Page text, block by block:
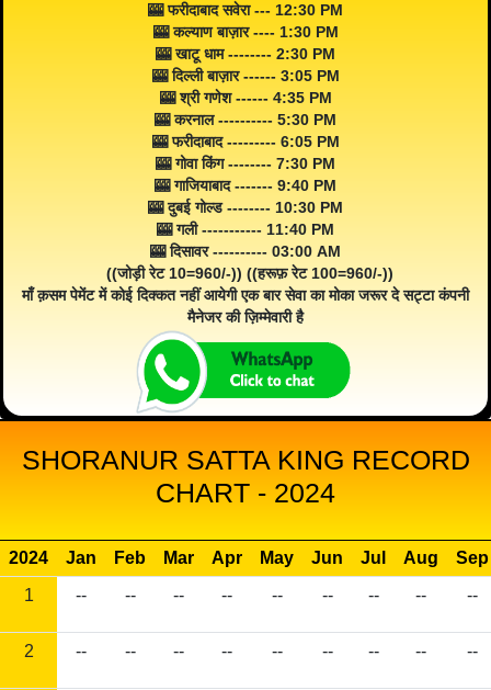
🎰 फरीदाबाद सवेरा --- 12:30 PM
🎰 कल्याण बाज़ार ---- 1:30 PM
🎰 खाटू धाम -------- 2:30 PM
🎰 दिल्ली बाज़ार ------ 3:05 PM
🎰 श्री गणेश ------ 4:35 PM
🎰 करनाल ---------- 5:30 PM
🎰 फरीदाबाद --------- 6:05 PM
🎰 गोवा किंग -------- 7:30 PM
🎰 गाजियाबाद ------- 9:40 PM
🎰 दुबई गोल्ड -------- 10:30 PM
🎰 गली ----------- 11:40 PM
🎰 दिसावर ---------- 03:00 AM
((जोड़ी रेट 10=960/-)) ((हरूफ़ रेट 100=960/-))
माँ क़सम पेमेंट में कोई दिक्कत नहीं आयेगी एक बार सेवा का मोका जरूर दे सट्टा कंपनी
मैनेजर की ज़िम्मेवारी है
SHORANUR SATTA KING RECORD
CHART - 2024
2024 Jan Feb Mar Apr May Jun Jul Aug
Sep
1
-- -- -- -- -- -- -- -- --
2 -- -- -- -- -- -- -- -- --